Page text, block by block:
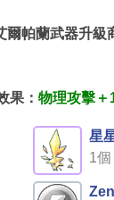
爾帕蘭武器升級
果： 物理攻擊＋
星
1個